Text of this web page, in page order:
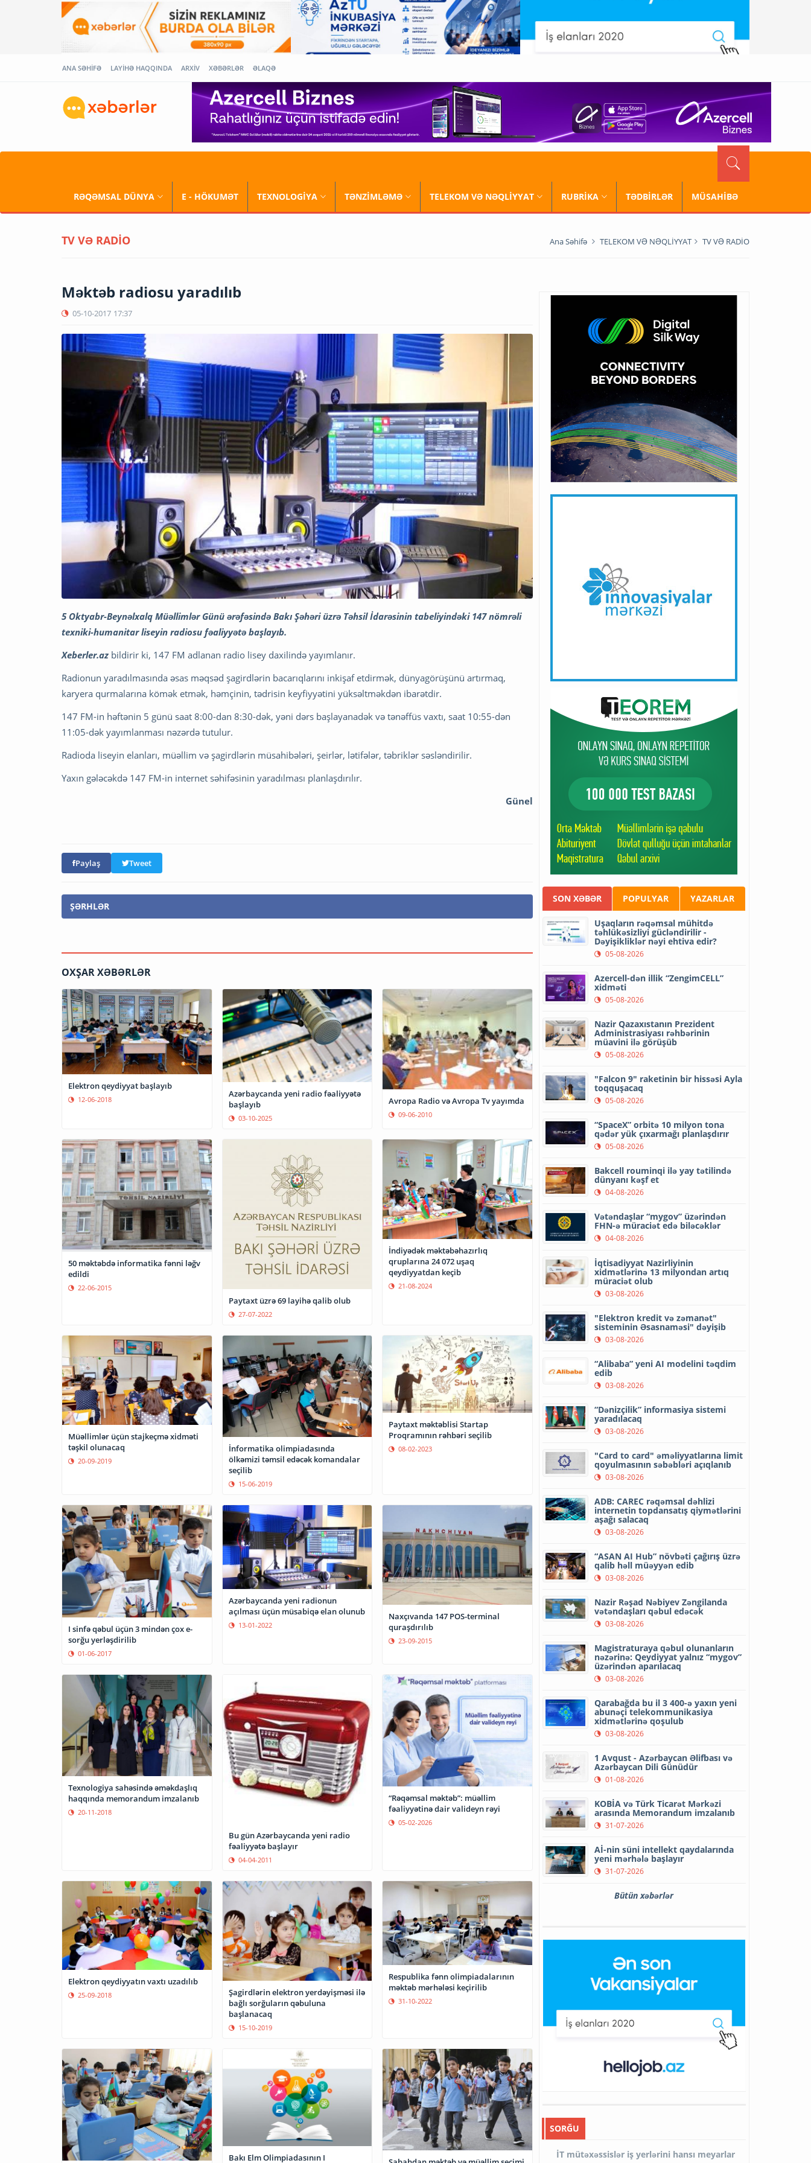
ANA SƏHİFƏ LAYİHƏ HAQQINDA ARXİV XƏBƏRLƏR ƏLAQƏ
RƏQƏMSAL DÜNYA E - HÖKUMƏT TEXNOLOGİYA TƏNZİMLƏMƏ TELEKOM VƏ NƏQLİYYAT RUBRİKA TƏDBİRLƏR MÜSAHİBƏ
TV VƏ RADİO Ana Səhifə TELEKOM VƏ NƏQLİYYAT TV VƏ RADİO
Məktəb radiosu yaradılıb
05-10-2017 17:37
5 Oktyabr-Beynəlxalq Müəllimlər Günü ərəfəsində Bakı Şəhəri üzrə Təhsil İdarəsinin tabeliyindəki 147 nömrəli
texniki-humanitar liseyin radiosu fəaliyyətə başlayıb.
Xeberler.az bildirir ki, 147 FM adlanan radio lisey daxilində yayımlanır.
Radionun yaradılmasında əsas məqsəd şagirdlərin bacarıqlarını inkişaf etdirmək, dünyagörüşünü artırmaq,
karyera qurmalarına kömək etmək, həmçinin, tədrisin keyfiyyətini yüksəltməkdən ibarətdir.
147 FM-in həftənin 5 günü saat 8:00-dan 8:30-dək, yəni dərs başlayanadək və tənəffüs vaxtı, saat 10:55-dən
11:05-dək yayımlanması nəzərdə tutulur.
Radioda liseyin elanları, müəllim və şagirdlərin müsahibələri, şeirlər, lətifələr, təbriklər səsləndirilir.
Yaxın gələcəkdə 147 FM-in internet səhifəsinin yaradılması planlaşdırılır.
Günel
Paylaş Tweet
ŞƏRHLƏR
OXŞAR XƏBƏRLƏR
Elektron qeydiyyat başlayıb
12-06-2018
Azərbaycanda yeni radio fəaliyyətə
başlayıb
03-10-2025
Avropa Radio və Avropa Tv yayımda
09-06-2010
50 məktəbdə informatika fənni ləğv
edildi
22-06-2015
Paytaxt üzrə 69 layihə qalib olub
27-07-2022
İndiyədək məktəbəhazırlıq
qruplarına 24 072 uşaq
qeydiyyatdan keçib
21-08-2024
Müəllimlər üçün stajkeçmə xidməti
təşkil olunacaq
20-09-2019
İnformatika olimpiadasında
ölkəmizi təmsil edəcək komandalar
seçilib
15-06-2019
Paytaxt məktəblisi Startap
Proqramının rəhbəri seçilib
08-02-2023
I sinfə qəbul üçün 3 mindən çox e-
sorğu yerləşdirilib
01-06-2017
Azərbaycanda yeni radionun
açılması üçün müsabiqə elan olunub
13-01-2022
Naxçıvanda 147 POS-terminal
quraşdırılıb
23-09-2015
Texnologiya sahəsində əməkdaşlıq
haqqında memorandum imzalanıb
20-11-2018
Bu gün Azərbaycanda yeni radio
fəaliyyətə başlayır
04-04-2011
“Rəqəmsal məktəb”: müəllim
fəaliyyətinə dair valideyn rəyi
05-02-2026
Elektron qeydiyyatın vaxtı uzadılıb
25-09-2018
Şagirdlərin elektron yerdəyişməsi ilə
bağlı sorğuların qəbuluna
başlanacaq
15-10-2019
Respublika fənn olimpiadalarının
məktəb mərhələsi keçirilib
31-10-2022
Bakı Elm Olimpiadasının I
SON XƏBƏR POPULYAR YAZARLAR
Uşaqların rəqəmsal mühitdə
təhlükəsizliyi gücləndirilir -
Dəyişikliklər nəyi ehtiva edir?
05-08-2026
Azercell-dən illik “ZengimCELL”
xidməti
05-08-2026
Nazir Qazaxıstanın Prezident
Administrasiyası rəhbərinin
müavini ilə görüşüb
05-08-2026
"Falcon 9" raketinin bir hissəsi Ayla
toqquşacaq
05-08-2026
“SpaceX” orbitə 10 milyon tona
qədər yük çıxarmağı planlaşdırır
05-08-2026
Bakcell rouminqi ilə yay tətilində
dünyanı kəşf et
04-08-2026
Vətəndaşlar “mygov” üzərindən
FHN-ə müraciət edə biləcəklər
04-08-2026
İqtisadiyyat Nazirliyinin
xidmətlərinə 13 milyondan artıq
müraciət olub
03-08-2026
"Elektron kredit və zəmanət"
sisteminin Əsasnaməsi" dəyişib
03-08-2026
“Alibaba” yeni AI modelini təqdim
edib
03-08-2026
“Dənizçilik” informasiya sistemi
yaradılacaq
03-08-2026
"Card to card" əməliyyatlarına limit
qoyulmasının səbəbləri açıqlanıb
03-08-2026
ADB: CAREC rəqəmsal dəhlizi
internetin topdansatış qiymətlərini
aşağı salacaq
03-08-2026
“ASAN AI Hub” növbəti çağırış üzrə
qalib həll müəyyən edib
03-08-2026
Nazir Rəşad Nəbiyev Zəngilanda
vətəndaşları qəbul edəcək
03-08-2026
Magistraturaya qəbul olunanların
nəzərinə: Qeydiyyat yalnız “mygov”
üzərindən aparılacaq
03-08-2026
Qarabağda bu il 3 400-ə yaxın yeni
abunəçi telekommunikasiya
xidmətlərinə qoşulub
03-08-2026
1 Avqust - Azərbaycan Əlifbası və
Azərbaycan Dili Günüdür
01-08-2026
KOBİA və Türk Ticarət Mərkəzi
arasında Memorandum imzalanıb
31-07-2026
Aİ-nin süni intellekt qaydalarında
yeni mərhələ başlayır
31-07-2026
Bütün xəbərlər
SORĞU
İT mütəxəssislər iş yerlərini hansı meyarlar